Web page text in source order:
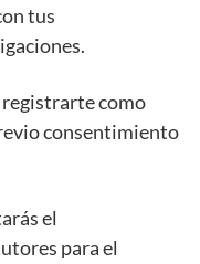
tus
registrarte como
consentimiento
el
para el